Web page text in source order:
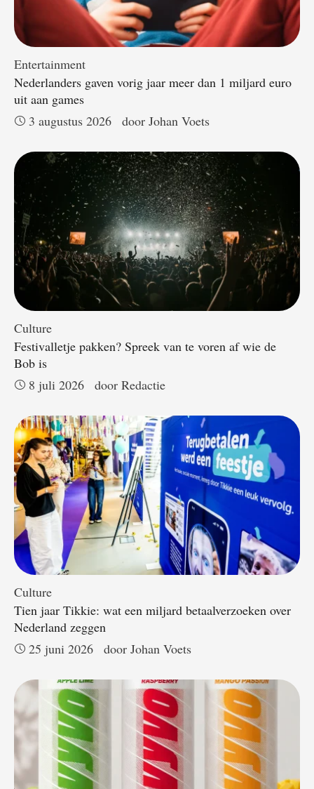
Entertainment
Nederlanders gaven vorig jaar meer dan 1 miljard euro
uit aan games
3 augustus 2026
door Johan Voets
Culture
Festivalletje pakken? Spreek van te voren af wie de
Bob is
8 juli 2026
door Redactie
Culture
Tien jaar Tikkie: wat een miljard betaalverzoeken over
Nederland zeggen
25 juni 2026
door Johan Voets